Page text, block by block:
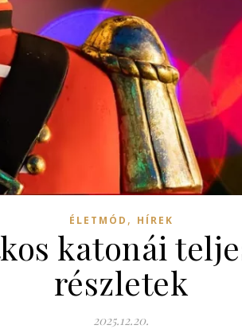
ÉLETMÓD , HÍREK
katonái
részletek
2025.12.20.